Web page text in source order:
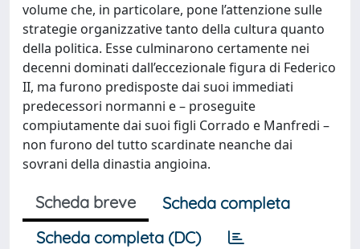
volume che, in particolare, pone l’attenzione sulle
strategie organizzative tanto della cultura quanto
della politica. Esse culminarono certamente nei
decenni dominati dall’eccezionale figura di Federico
II, ma furono predisposte dai suoi immediati
predecessori normanni e – proseguite
compiutamente dai suoi figli Corrado e Manfredi –
non furono del tutto scardinate neanche dai
sovrani della dinastia angioina.
Scheda breve
Scheda completa
Scheda completa (DC)